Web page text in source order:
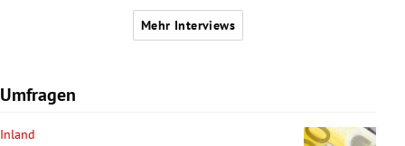
Mehr Interviews
Umfragen
Inland